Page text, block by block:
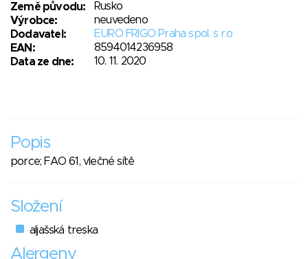
Země původu:
Rusko
Výrobce:
neuvedeno
Dodavatel:
EURO FRIGO Praha spol. s r.o
EAN:
8594014236958
Data ze dne:
10. 11. 2020
Popis
porce; FAO 61, vlečné sítě
Složení
aljašská treska
Alergeny